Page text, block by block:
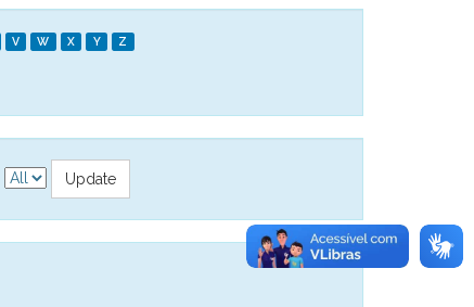
V W X Y Z